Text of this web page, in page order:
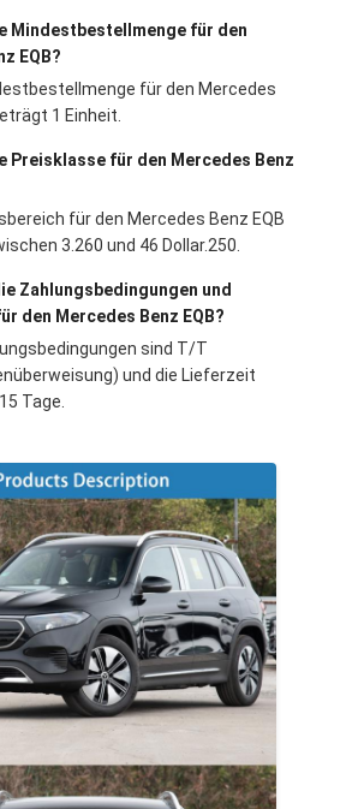
Mindestbestellmenge für den
EQB?
für den Mercedes
1 Einheit.
Preisklasse für den Mercedes Benz
für den Mercedes Benz EQB
3.260 und 46 Dollar.250.
Zahlungsbedingungen und
den Mercedes Benz EQB?
sind T/T
und die Lieferzeit
Tage.